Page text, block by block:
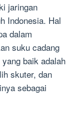
jaringan
Indonesia. Hal
dalam
suku cadang
baik adalah
skuter, dan
sebagai